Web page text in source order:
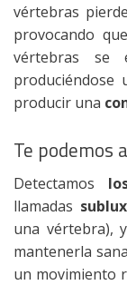
vértebras
provocando
vértebras se
produciéndose
producir una
Te podemos
Detectamos
llamadas
una vértebra),
mantenerla
un movimiento